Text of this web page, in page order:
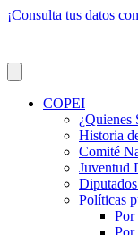
¡Consulta tus datos
COPEI
¿Quienes
Historia
Comité
Juventud
Políticas
Por
Por